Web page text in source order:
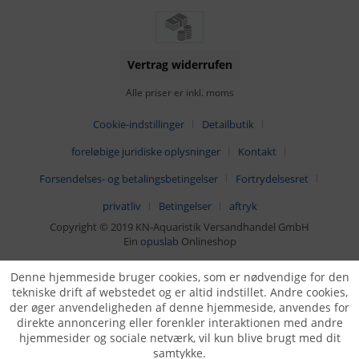
Vertrag widerrufen
Alle priser er inkl. moms
Cookie-indstillinger
Detailbutik
foreløbige juridiske oplysninger
Kontakt
Forsendelses- og betalingsbetingelser
Fortrydelsesret
privatliv
Betingelser
aftryk
Copyright © 2019 KN-Aquaristik Versandhandel GmbH
Ein opuslab Onlineshop
Denne hjemmeside bruger cookies, som er nødvendige for den
tekniske drift af webstedet og er altid indstillet. Andre cookies,
der øger anvendeligheden af denne hjemmeside, anvendes for
direkte annoncering eller forenkler interaktionen med andre
hjemmesider og sociale netværk, vil kun blive brugt med dit
samtykke.